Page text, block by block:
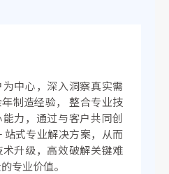
中心，深入洞察真实需
制造经验， 整合专业技
力，通过与客户共同创
式专业解决方案，从而
升级，高效破解关键难
专业价值。